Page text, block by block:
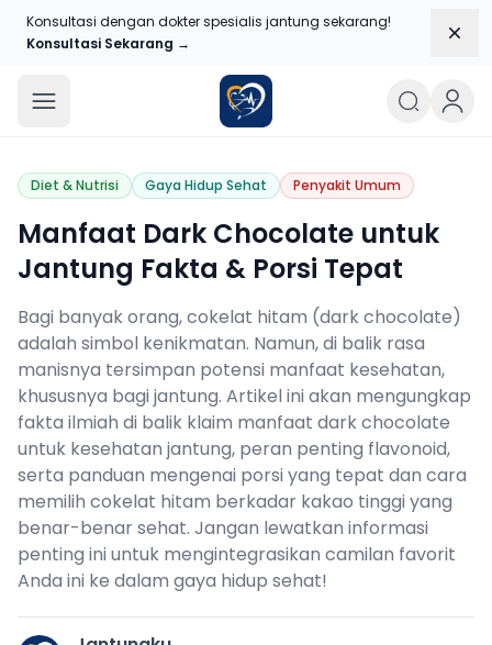
Konsultasi dengan dokter spesialis jantung sekarang!
Konsultasi Sekarang →
Blog Jantungku
Diet & Nutrisi Gaya Hidup Sehat Penyakit Umum
Manfaat Dark Chocolate untuk
Jantung Fakta & Porsi Tepat
Bagi banyak orang, cokelat hitam (dark chocolate)
adalah simbol kenikmatan. Namun, di balik rasa
manisnya tersimpan potensi manfaat kesehatan,
khususnya bagi jantung. Artikel ini akan mengungkap
fakta ilmiah di balik klaim manfaat dark chocolate
untuk kesehatan jantung, peran penting flavonoid,
serta panduan mengenai porsi yang tepat dan cara
memilih cokelat hitam berkadar kakao tinggi yang
benar-benar sehat. Jangan lewatkan informasi
penting ini untuk mengintegrasikan camilan favorit
Anda ini ke dalam gaya hidup sehat!